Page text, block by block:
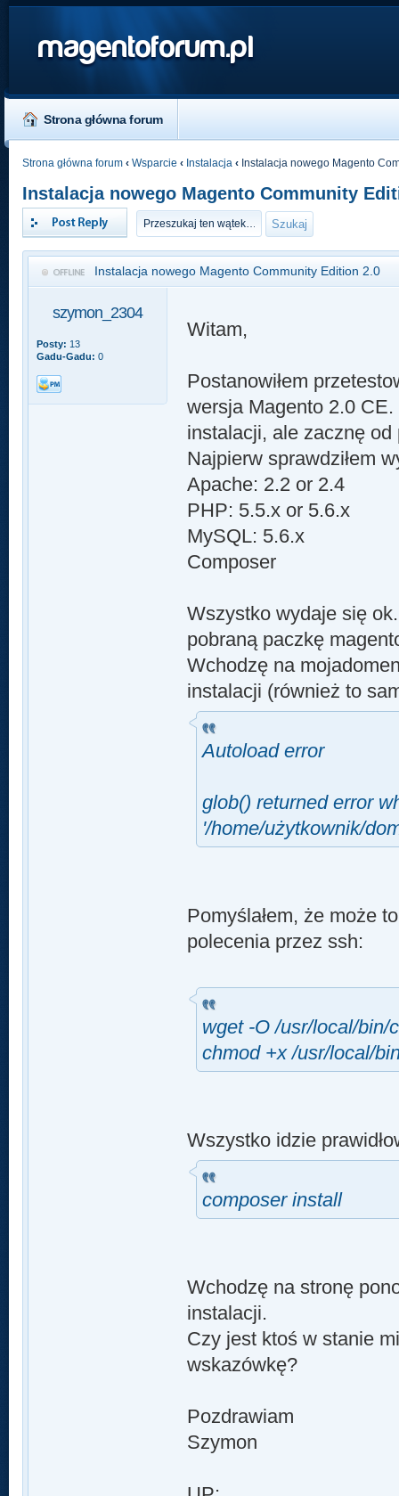
magentoforum.pl
Strona główna forum
Strona główna forum ‹ Wsparcie ‹ Instalacja ‹ Instalacja nowego Magento
Instalacja nowego Magento Community
Odpowiedz
Instalacja nowego Magento Community Edition 2.0
szymon_2304
Posty: 13
Gadu-Gadu: 0
Witam,
Postanowiłem
wersja Magento 2.0
instalacji, ale zacznę od
Najpierw sprawdziłem
Apache: 2.2 or 2.4
PHP: 5.5.x or 5.6.x
MySQL: 5.6.x
Composer
Wszystko wydaje się
pobraną paczkę
Wchodzę na
instalacji (również to
Autoload error
glob() returned error
'/home/użytkownik/
Pomyślałem, że może
polecenia przez ssh:
wget -O /usr/local/bin/
chmod +x /usr/local/
Wszystko idzie
composer install
Wchodzę na stronę
instalacji.
Czy jest ktoś w stanie
wskazówkę?
Pozdrawiam
Szymon